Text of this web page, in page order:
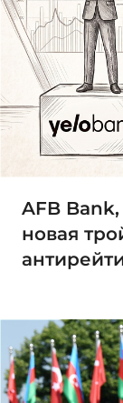
AFB
новая